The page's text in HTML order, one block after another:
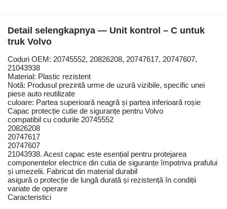
Detail selengkapnya — Unit kontrol – C untuk
truk Volvo
Coduri OEM: 20745552, 20826208, 20747617, 20747607,
21043938
Material: Plastic rezistent
Notă: Produsul prezintă urme de uzură vizibile, specific unei
piese auto reutilizate
culoare: Partea superioară neagră și partea inferioară roșie
Capac protecție cutie de siguranțe pentru Volvo
compatibil cu codurile 20745552
20826208
20747617
20747607
21043938. Acest capac este esențial pentru protejarea
componentelor electrice din cutia de siguranțe împotriva prafului
și umezelii. Fabricat din material durabil
asigură o protecție de lungă durată și rezistență în condiții
variate de operare
Caracteristici